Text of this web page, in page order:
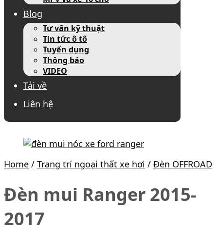
Blog
Tư vấn kỹ thuật
Tin tức ô tô
Tuyển dụng
Thông báo
VIDEO
Tải về
Liên hệ
Home / Trang trí ngoại thất xe hơi / Đèn OFFROAD
Đèn mui Ranger 2015-
2017